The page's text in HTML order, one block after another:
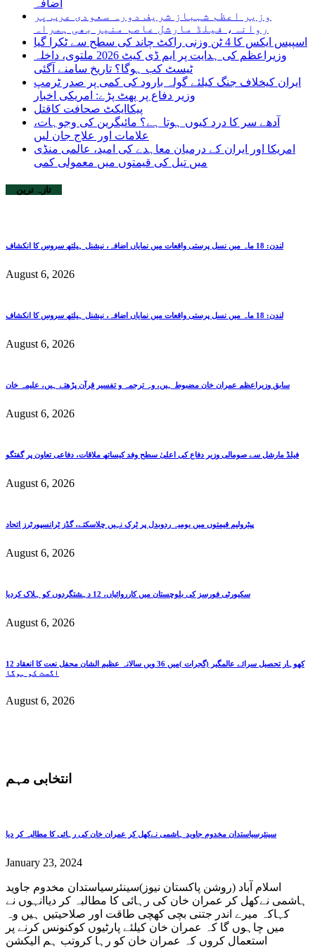
اضافہ
وزیر اعظم شہباز شریف دورہ سعودی عرب پر
روانہ، فیلڈ مارشل عاصم منیر بھی ہمراہ
اسپیس ایکس کا 4 ٹن وزنی راکٹ چاند کی سطح سے ٹکرا گیا
وزیراعظم کی ہدایت پر ایم ڈی کیٹ 2026 ملتوی، داخلہ
ٹیسٹ کب ہوگا؟ تاریخ سامنے آگئی
ایران کیخلاف جنگ کیلئے گولہ بارود کی کمی پر صدر ٹرمپ
وزیر دفاع پر پھٹ پڑے: امریکی اخبار
پیکاایکٹ صحافت کاقتل
آدھے سر کا درد کیوں ہوتا ہے؟ مائیگرین کی وجوہات،
علامات اور علاج جان لیں
امریکا اور ایران کے درمیان معاہدے کی امید، عالمی منڈی
میں تیل کی قیمتوں میں معمولی کمی
تازہ ترین
لندن: 18 ماہ میں نسل پرستی واقعات میں نمایاں اضافہ، نیشنل ہیلتھ سروس کا انکشاف
August 6, 2026
لندن: 18 ماہ میں نسل پرستی واقعات میں نمایاں اضافہ، نیشنل ہیلتھ سروس کا انکشاف
August 6, 2026
سابق وزیراعظم عمران خان مضبوط ہیں، وہ ترجمہ و تفسیر قرآن پڑھتے ہیں، علیمہ خان
August 6, 2026
فیلڈ مارشل سے صومالی وزیر دفاع کی اعلیٰ سطح وفد کیساتھ ملاقات، دفاعی تعاون پر گفتگو
August 6, 2026
پیٹرولیم قیمتوں میں یومیہ ردوبدل پر ٹرک نہیں چلاسکتے، گڈز ٹرانسپورٹرز اتحاد
August 6, 2026
سکیورٹی فورسز کی بلوچستان میں کارروائیاں، 12 دہشتگردوں کو ہلاک کردیا
August 6, 2026
کھوہار تحصیل سرائے عالمگیر (گجرات )میں 36 ویں سالانہ عظیم الشان محفل نعت کا انعقاد 12
اگست کو ہوگا
August 6, 2026
انتخابی مہم
سینئرسیاستدان مخدوم جاوید ہاشمی نےکھل کر عمران خان کی رہائی کا مطالبہ کر دیا
January 23, 2024
اسلام آباد (روشن پاکستان نیوز)سینئرسیاستدان مخدوم جاوید
ہاشمی نےکھل کر عمران خان کی رہائی کا مطالبہ کر دیاانہوں نے
کہاکہ میرے اندر جتنی بچی کھچی طاقت اور صلاحیتیں ہیں وہ
میں چاہوں گا کہ عمران خان کیلئے پارٹیوں کوکنونس کرنے پر
استعمال کروں کہ عمران خان کو رہا کروتب ہم الیکشن